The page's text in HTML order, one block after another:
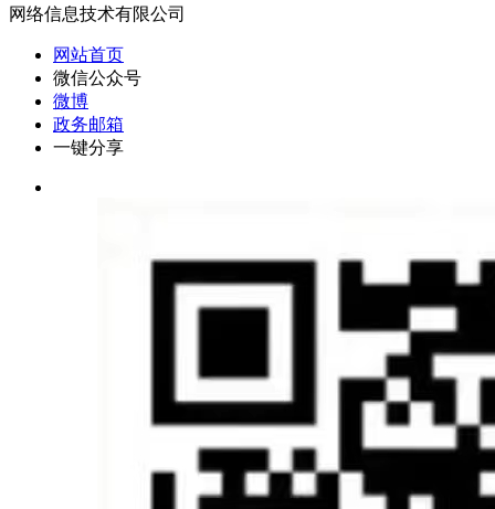
网络信息技术有限公司
网站首页
微信公众号
微博
政务邮箱
一键分享